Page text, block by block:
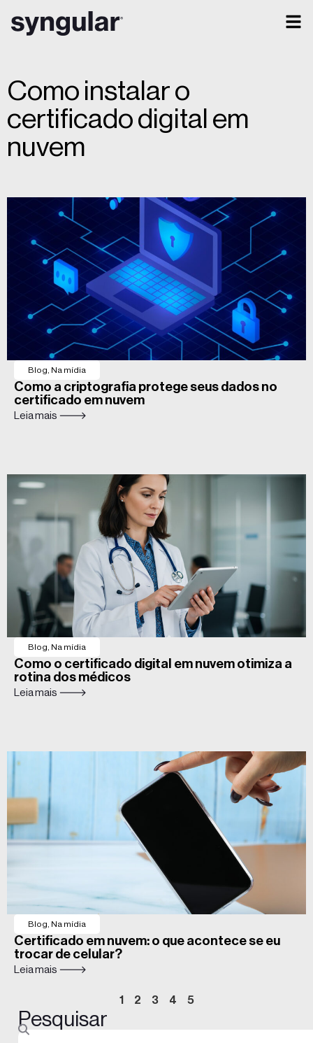
Como instalar o
certificado digital em
nuvem
Blog Na mídia
Como a criptografia protege seus dados no
certificado em nuvem
Leia mais 🡒
Blog Na mídia
Como o certificado digital em nuvem otimiza a
rotina dos médicos
Leia mais 🡒
Blog Na mídia
Certificado em nuvem: o que acontece se eu
trocar de celular?
Leia mais 🡒
1 2 3 4 5
Pesquisar